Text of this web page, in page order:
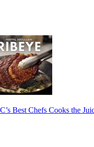
Best Chefs Cooks the